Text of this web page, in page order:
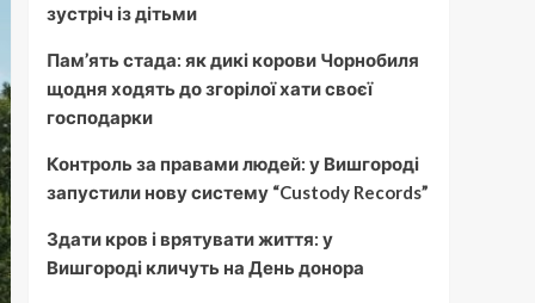
зустріч із дітьми
Пам’ять стада: як дикі корови Чорнобиля
щодня ходять до згорілої хати своєї
господарки
Контроль за правами людей: у Вишгороді
запустили нову систему “Custody Records”
Здати кров і врятувати життя: у
Вишгороді кличуть на День донора